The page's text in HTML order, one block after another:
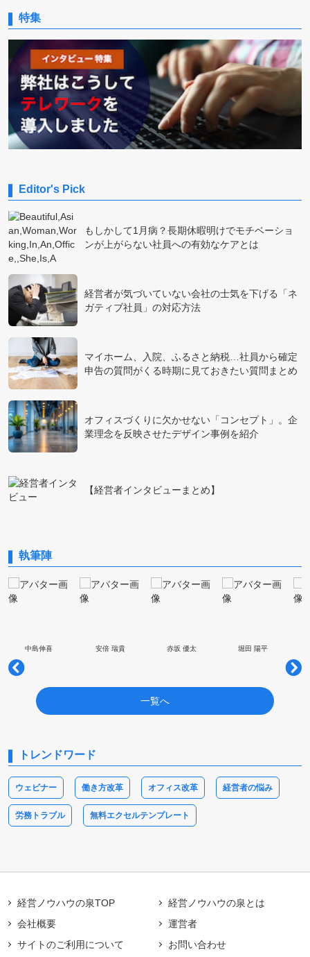
特集
Editor's Pick
もしかして1月病？長期休暇明けでモチベーショ
ンが上がらない社員への有効なケアとは
経営者が気づいていない会社の士気を下げる「ネ
ガティブ社員」の対応方法
マイホーム、入院、ふるさと納税…社員から確定
申告の質問がくる時期に見ておきたい質問まとめ
オフィスづくりに欠かせない「コンセプト」。企
業理念を反映させたデザイン事例を紹介
【経営者インタビューまとめ】
執筆陣
中島伸喜 安倍 瑞貴 赤坂 優太 堀田 陽平
一覧へ
トレンドワード
ウェビナー 働き方改革 オフィス改革 経営者の悩み
労務トラブル 無料エクセルテンプレート
経営ノウハウの泉TOP
経営ノウハウの泉とは
会社概要
運営者
サイトのご利用について
お問い合わせ